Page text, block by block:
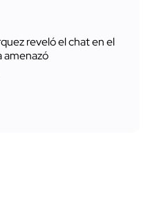
reveló el chat en el
amenazó